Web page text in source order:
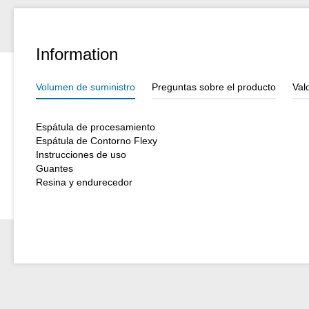
muchas diferentes piezas, como cojinetes lisos, tolvas, embudos
productos a granel, en sistemas de gases de escape, en la
condiciones prácticas, especialmente si las piezas están
elevadas o tensión mecánica. WEICON Anti-Stick es adecuado por
Information
Volumen de suministro Preguntas sobre el producto
Espátula de procesamiento
Espátula de Contorno Flexy
Instrucciones de uso
Guantes
Resina y endurecedor